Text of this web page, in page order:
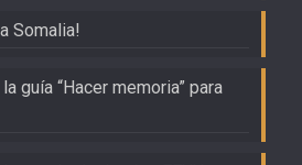
Somalia!
guía “Hacer memoria” para